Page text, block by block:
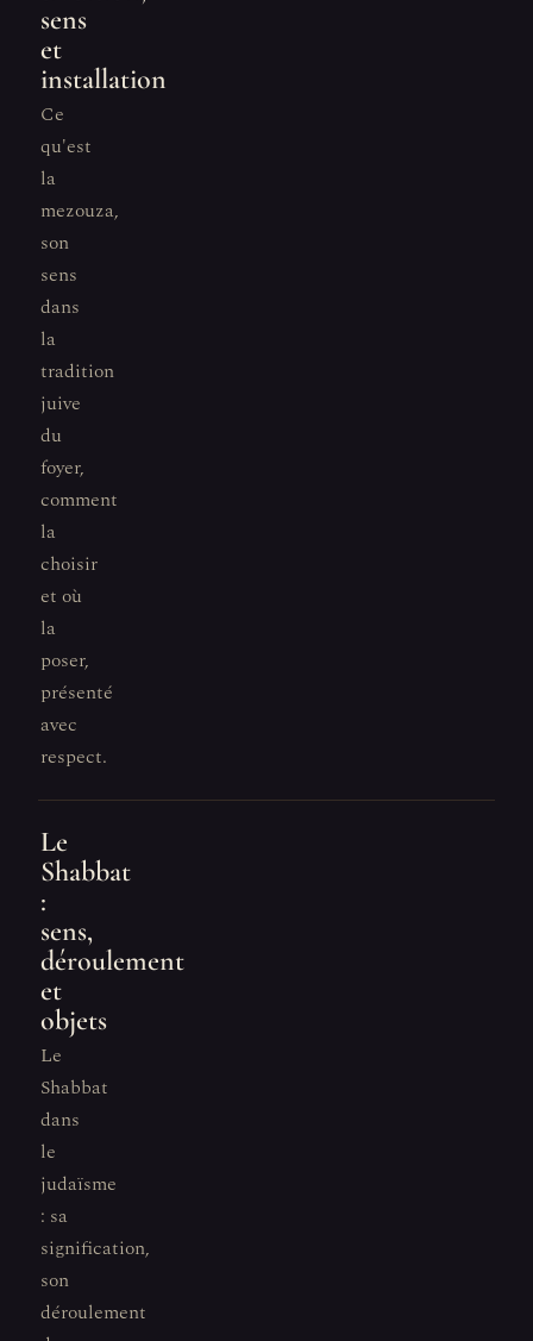
sens
et
installation
Ce
qu'est
la
mezouza,
son
sens
dans
la
tradition
juive
du
foyer,
comment
la
choisir
et où
la
poser,
présenté
avec
respect.
Le
Shabbat
:
sens,
déroulement
et
objets
Le
Shabbat
dans
le
judaïsme
: sa
signification,
son
déroulement